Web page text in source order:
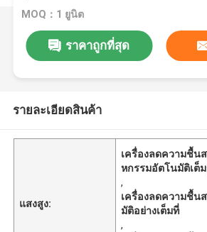
MOQ：1 ยูนิต
ราคาถูกที่สุด
รายละเอียดสินค้า
แสงสูง:
เครื่องลดความชื้น
หกรรมอัตโนมัติเต็
,
เครื่องลดความชื้น
มัติอย่างเต็มที่
,